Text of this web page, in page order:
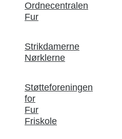
Ordnecentralen
Fur
Strikdamerne
Nørklerne
Støtteforeningen
for
Fur
Friskole